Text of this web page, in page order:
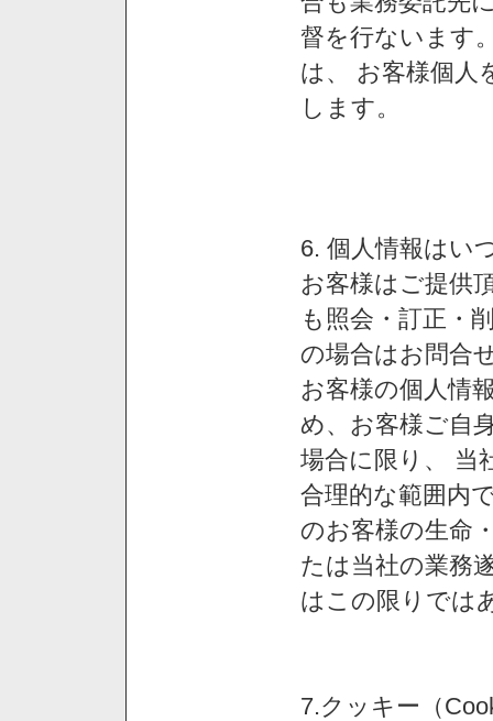
督を行ないます
は、 お客様個人
します。
6. 個人情報はい
お客様はご提供
も照会・訂正・
の場合はお問合
お客様の個人情
め、お客様ご自
場合に限り、 当
合理的な範囲内
のお客様の生命
たは当社の業務
はこの限りでは
7.クッキー（